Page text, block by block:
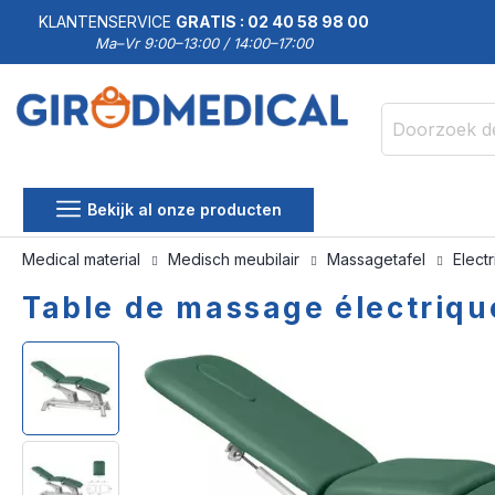
KLANTENSERVICE GRATIS : 02 40 58 98 00
Ma–Vr 9:00–13:00 / 14:00–17:00
Bekijk al onze producten
Medical material Medisch meubilair Massagetafel
Table de massage
Ga
naar
einde
van
afbeeldingen-
Ga
naar
begin
van
afbeeldingen-